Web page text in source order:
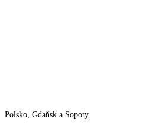
Polsko, Gdaňsk a Sopoty